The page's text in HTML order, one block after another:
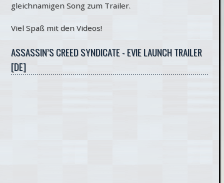
gleichnamigen Song zum Trailer.
Viel Spaß mit den Videos!
ASSASSIN’S CREED SYNDICATE - EVIE LAUNCH TRAILER
[DE]